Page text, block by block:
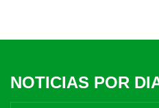
NOTICIAS POR